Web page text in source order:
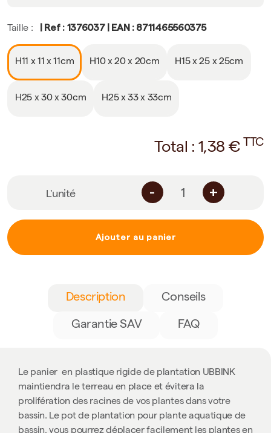
Taille : | Ref : 1376037 | EAN : 8711465560375
H11 x 11 x 11cm H10 x 20 x 20cm H15 x 25 x 25cm
H25 x 30 x 30cm H25 x 33 x 33cm
Total : 1,38 € TTC
L'unité - +
Ajouter au panier
Description Conseils
Garantie SAV FAQ
Le panier en plastique rigide de plantation UBBINK
maintiendra le terreau en place et évitera la
prolifération des racines de vos plantes dans votre
bassin. Le pot de plantation pour plante aquatique de
bassin, vous pourrez déplacer facilement les plantes en